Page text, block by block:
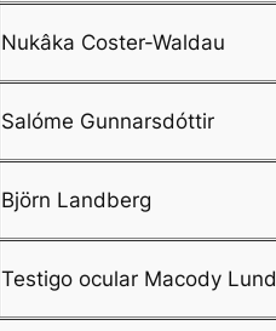
Nukâka Coster-Waldau
Salóme Gunnarsdóttir
Björn Landberg
Testigo ocular Macody Lund